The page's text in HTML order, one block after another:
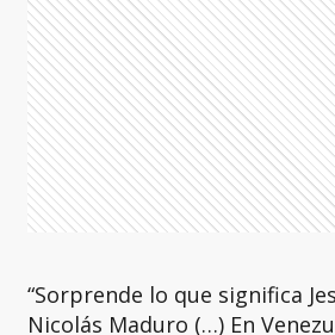
“Sorprende lo que significa
Nicolás Maduro (…) En